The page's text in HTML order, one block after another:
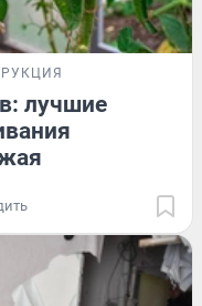
лучшие